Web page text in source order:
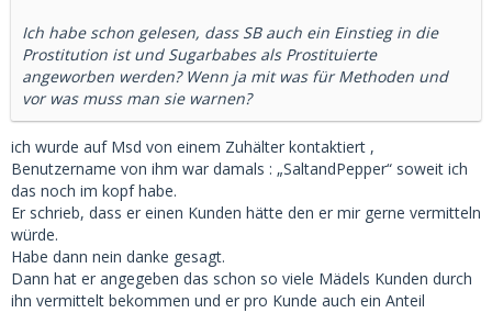
Ich habe schon gelesen, dass SB auch ein Einstieg in die
Prostitution ist und Sugarbabes als Prostituierte
angeworben werden? Wenn ja mit was für Methoden und
vor was muss man sie warnen?
ich wurde auf Msd von einem Zuhälter kontaktiert ,
Benutzername von ihm war damals : „SaltandPepper“ soweit ich
das noch im kopf habe.
Er schrieb, dass er einen Kunden hätte den er mir gerne vermitteln
würde.
Habe dann nein danke gesagt.
Dann hat er angegeben das schon so viele Mädels Kunden durch
ihn vermittelt bekommen und er pro Kunde auch ein Anteil